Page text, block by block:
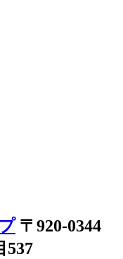
〒920-0344
537